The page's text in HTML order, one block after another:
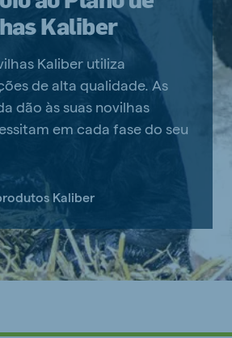
Kaliber
Kaliber utiliza
de alta qualidade. As
dão às suas novilhas
em cada fase do seu
Kaliber